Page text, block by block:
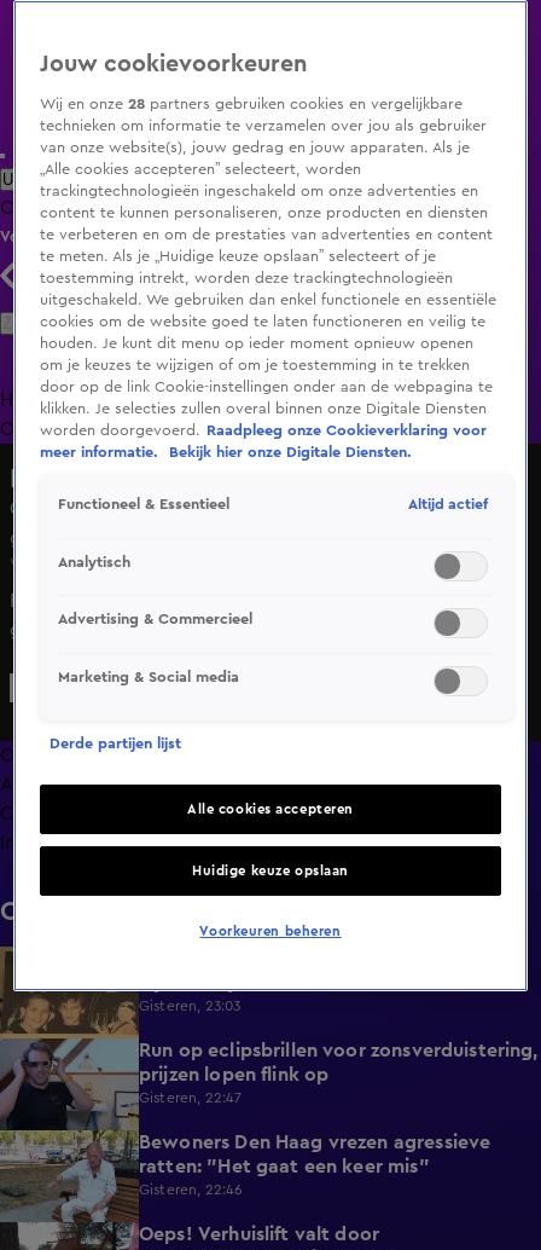
Uitzending Gemist Populaire programma's Zenders Genres
ClipsFilmsRadioSmart TV inlogShop
Volg KIJK
Zoeken
HomeUitzending Gemist Programma's De Bondgenoten
OranjezomerLivestreamsShop
Onbegrip in Haarlemse buurt: geliefd bankje moet van
gemeente verdwijnen
Wo 10 juni, 23:04
Bewoners in Haarlem voelen zich flink benadeeld door de
gemeente en handhaving. Anderhalf jaar waren ze in
de vijver. De steiger is uiteindelijk geplaatst, maar voor het
bankje, betaald uit eigen zak, hebben neergezet moet het
de buurt.
Overzicht
Afleveringen
Clips
Info
Clips
Gisteren, 23:03
2:06
Run op eclipsbrillen voor zonsverduistering,
prijzen lopen flink op
Gisteren, 22:47
1:54
Bewoners Den Haag vrezen agressieve
ratten: "Het gaat een keer mis"
Gisteren, 22:46
0:58
Oeps! Verhuislift valt door
Jouw cookievoorkeuren
Wij en onze28 partners gebruiken cookies en vergelijkbare
technieken om informatie te verzamelen over jou als gebruiker
van onze website(s), jouw gedrag en jouw apparaten. Als je
„Alle cookies accepteren” selecteert, worden
trackingtechnologieën ingeschakeld om onze advertenties en
content te kunnen personaliseren, onze producten en diensten
te verbeteren en om de prestaties van advertenties en content
te meten. Als je „Huidige keuze opslaan” selecteert of je
toestemming intrekt, worden deze trackingtechnologieën
uitgeschakeld. We gebruiken dan enkel functionele en essentiële
cookies om de website goed te laten functioneren en veilig te
houden. Je kunt dit menu op ieder moment opnieuw openen
om je keuzes te wijzigen of om je toestemming in te trekken
door op de link Cookie-instellingen onder aan de webpagina te
klikken. Je selecties zullen overal binnen onze Digitale Diensten
worden doorgevoerd.
Raadpleeg onze Cookieverklaring voor
meer informatie.
Bekijk hier onze Digitale Diensten.
Functioneel & Essentieel Altijd actief
Analytisch
Advertising & Commercieel
Marketing & Social media
Derde partijen lijst
Alle cookies accepteren
Huidige keuze opslaan
Voorkeuren beheren